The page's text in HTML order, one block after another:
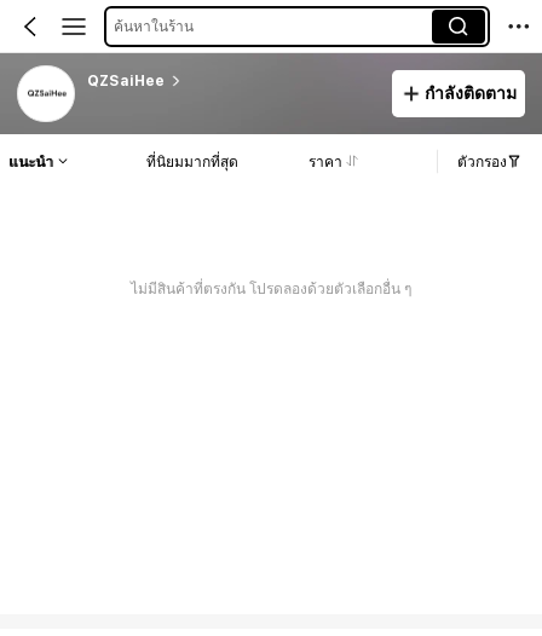
ค้นหาในร้าน
QZSaiHee
กำลังติดตาม
แนะนำ ที่นิยมมากที่สุด ราคา ตัวกรอง
ไม่มีสินค้าที่ตรงกัน โปรดลองด้วยตัวเลือกอื่น ๆ